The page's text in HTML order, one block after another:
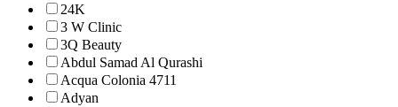
24K
3 W Clinic
3Q Beauty
Abdul Samad Al Qurashi
Acqua Colonia 4711
Adyan